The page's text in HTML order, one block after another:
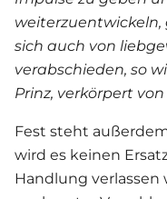
sich auch von
verabschieden, so
Prinz, verkörpert
Fest steht
wird es keinen
Handlung verlassen